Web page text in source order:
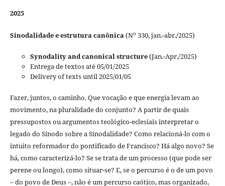
2025
Sinodalidade e estrutura canônica(No330, jan.-abr./2025)
Synodality and canonical structure(Jan.-Apr./2025)
Entrega de textos até 05/01/2025
Delivery of texts until 2025/01/05
Fazer, juntos, o caminho. Que vocação e que energia levam ao
movimento, na pluralidade do conjunto? A partir de quais
pressupostos ou argumentos teológico-eclesiais interpretar o
legado do Sínodo sobre a Sinodalidade? Como relacioná-lo com o
intuito reformador do pontificado de Francisco? Há algo novo? Se
há, como caracterizá-lo? Se se trata de um processo (que pode ser
perene ou longo), como situar-se? E, se o percurso é o de um povo
– do povo de Deus –, não é um percurso caótico, mas organizado,